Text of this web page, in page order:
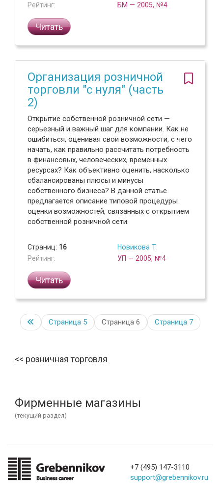
Рейтинг:
БМ — 2005, №4
Читать
Организация розничной
торговли "с нуля" (часть
2)
Открытие собственной розничной сети —
серьезный и важный шаг для компании. Как не
ошибиться, оценивая свои возможности, с чего
начать, как правильно рассчитать потребность
в финансовых, человеческих, временных
ресурсах? Как объективно оценить, насколько
сбалансированы плюсы и минусы
собственного бизнеса? В данной статье
предлагается описание типовой процедуры
оценки возможностей, связанных с открытием
собственной розничной сети.
Страниц: 16
Рейтинг:
Новикова Т.
УП — 2005, №4
Читать
Страница 5 Страница 6 Страница 7
розничная торговля
Фирменные магазины
(текущий раздел)
+7 (495) 147-3110
support@grebennikov.ru